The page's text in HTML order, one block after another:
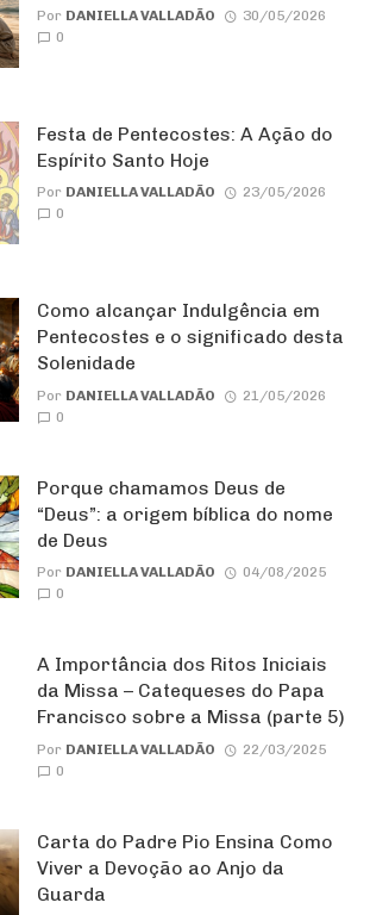
Por DANIELLA VALLADÃO
30/05/2026
0
Festa de Pentecostes: A Ação do
Espírito Santo Hoje
Por DANIELLA VALLADÃO
23/05/2026
0
Como alcançar Indulgência em
Pentecostes e o significado desta
Solenidade
Por DANIELLA VALLADÃO
21/05/2026
0
Porque chamamos Deus de
“Deus”: a origem bíblica do nome
de Deus
Por DANIELLA VALLADÃO
04/08/2025
0
A Importância dos Ritos Iniciais
da Missa – Catequeses do Papa
Francisco sobre a Missa (parte 5)
Por DANIELLA VALLADÃO
22/03/2025
0
Carta do Padre Pio Ensina Como
Viver a Devoção ao Anjo da
Guarda